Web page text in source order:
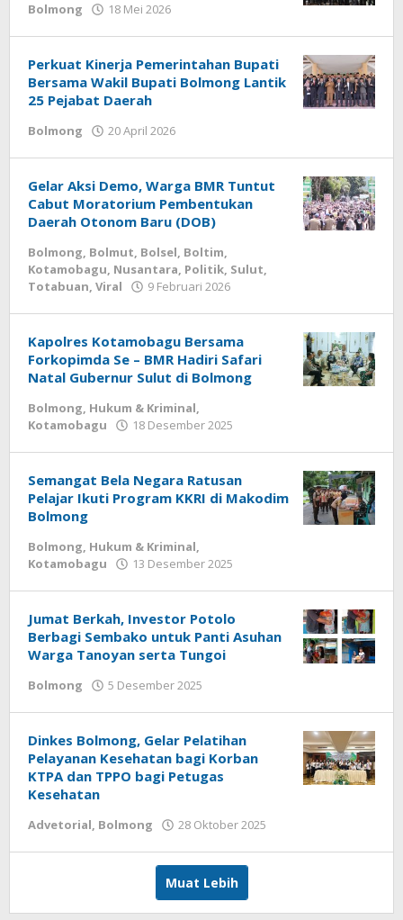
Bolmong 18 Mei 2026
Perkuat Kinerja Pemerintahan Bupati
Bersama Wakil Bupati Bolmong Lantik
25 Pejabat Daerah
Bolmong 20 April 2026
Gelar Aksi Demo, Warga BMR Tuntut
Cabut Moratorium Pembentukan
Daerah Otonom Baru (DOB)
Bolmong, Bolmut, Bolsel, Boltim,
Kotamobagu, Nusantara, Politik, Sulut,
Totabuan, Viral 9 Februari 2026
Kapolres Kotamobagu Bersama
Forkopimda Se – BMR Hadiri Safari
Natal Gubernur Sulut di Bolmong
Bolmong, Hukum & Kriminal,
Kotamobagu
18 Desember 2025
Semangat Bela Negara Ratusan
Pelajar Ikuti Program KKRI di Makodim
Bolmong
Bolmong, Hukum & Kriminal,
Kotamobagu
13 Desember 2025
Jumat Berkah, Investor Potolo
Berbagi Sembako untuk Panti Asuhan
Warga Tanoyan serta Tungoi
Bolmong 5 Desember 2025
Dinkes Bolmong, Gelar Pelatihan
Pelayanan Kesehatan bagi Korban
KTPA dan TPPO bagi Petugas
Kesehatan
Advetorial, Bolmong 28 Oktober 2025
Muat Lebih